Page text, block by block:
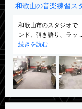
和歌山の音楽練習ス
和歌山市のスタジオで
ンド、弾き語り、ラッ
続きを読む